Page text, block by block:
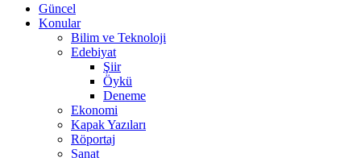
Güncel
Konular
Bilim ve Teknoloji
Edebiyat
Şiir
Öykü
Deneme
Ekonomi
Kapak Yazıları
Röportaj
Sanat